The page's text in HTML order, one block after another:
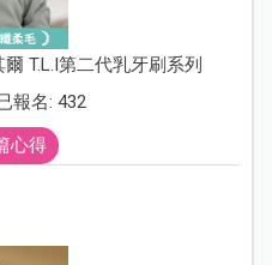
T.L.I第二代乳牙刷系列
報名: 432
心得